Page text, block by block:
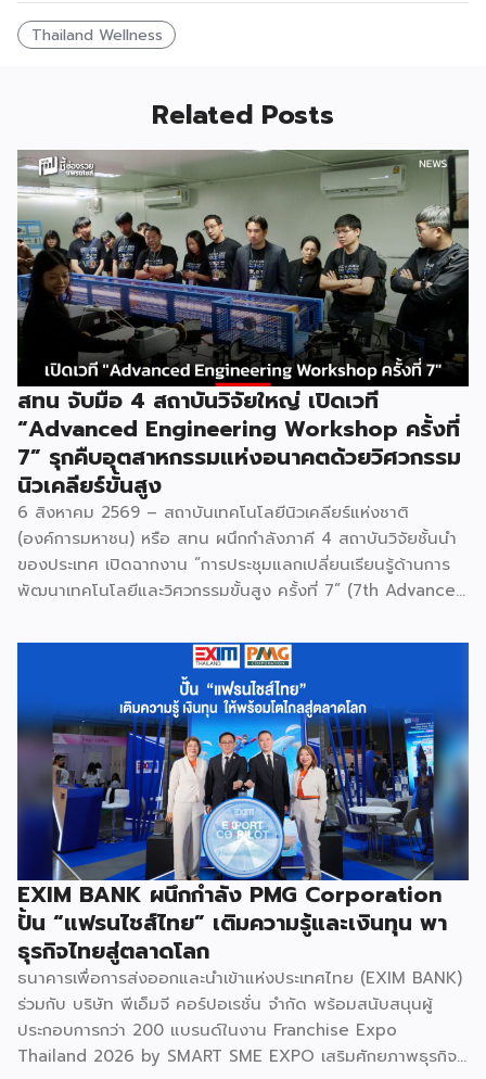
Thailand Wellness
Related Posts
สทน จับมือ 4 สถาบันวิจัยใหญ่ เปิดเวที
“Advanced Engineering Workshop ครั้งที่
7” รุกคืบอุตสาหกรรมแห่งอนาคตด้วยวิศวกรรม
นิวเคลียร์ขั้นสูง
6 สิงหาคม 2569 – สถาบันเทคโนโลยีนิวเคลียร์แห่งชาติ
(องค์การมหาชน) หรือ สทน ผนึกกำลังภาคี 4 สถาบันวิจัยชั้นนำ
ของประเทศ เปิดฉากงาน “การประชุมแลกเปลี่ยนเรียนรู้ด้านการ
พัฒนาเทคโนโลยีและวิศวกรรมขั้นสูง ครั้งที่ 7” (7th Advanced
โดยมี สถาบันเทคโนโลยีนิวเคลียร์แห่งชาติ (องค์การมหาชน) หรือ
สทน. รับหน้าที่เป็นเจ้าภาพหลัก ณ สำนักงาน สทน. องครักษ์ เพื่อ
มุ่งระดมสมองวิศวกรและนักวิจัยไทยในการยกระดับเครื่องมือ
วิทยาศาสตร์ขั้นสูง และสร้างเสถียรภาพทางเทคโนโลยี
(National Resilience) ให้แก่ประเทศอย่างยั่งยืน ศ.ดร.ยศชนัน
วงศ์สวัสดิ์ รัฐมนตรีว่าการกระทรวง อว. ประธานในพิธีเปิดเปิดเผย
ว่า “การประชุมในครั้งนี้เป็นหมุดหมายสำคัญในการหลอมรวมความ
เชี่ยวชาญของ 4 สถาบันใหญ่ เพื่อขับเคลื่อนจากงานวิจัยพื้นฐาน
ไปสู่การสร้างมูลค่าเชิงอุตสาหกรรม โดยมุ่งสร้างเครือข่ายวิศวกร
สมรรถนะสูงที่จะเป็นฐานกำลังในการพัฒนาเทคโนโลยีเชิง
ยุทธศาสตร์ (Strategic Technologies) รองรับอุตสาหกรรม
แห่งอนาคต และพาประเทศก้าวทะยานสู่เวทีโลกได้อย่างภาคภูมิ”
ไฮไลต์สำคัญของการจัดงานในครั้งนี้ […]
EXIM BANK ผนึกกำลัง PMG Corporation
ปั้น “แฟรนไชส์ไทย” เติมความรู้และเงินทุน พา
ธุรกิจไทยสู่ตลาดโลก
ธนาคารเพื่อการส่งออกและนำเข้าแห่งประเทศไทย (EXIM BANK)
ร่วมกับ บริษัท พีเอ็มจี คอร์ปอเรชั่น จำกัด พร้อมสนับสนุนผู้
ประกอบการกว่า 200 แบรนด์ในงาน Franchise Expo
Thailand 2026 by SMART SME EXPO เสริมศักยภาพธุรกิจ